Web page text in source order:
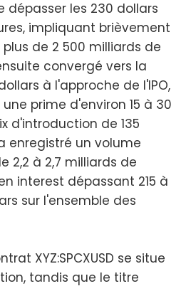
dépasser les 230 dollars
impliquant brièvement
de 2 500 milliards de
convergé vers la
à l'approche de l'IPO,
prime d'environ 15 à 30
d'introduction de 135
enregistré un volume
2,2 à 2,7 milliards de
interest dépassant 215 à
sur l'ensemble des
XYZ:SPCXUSD se situe
tandis que le titre